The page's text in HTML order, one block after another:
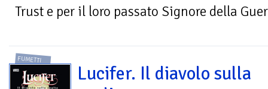
Trust e per il loro passato Signore della
FUMETTI
Lucifer. Il diavolo sulla